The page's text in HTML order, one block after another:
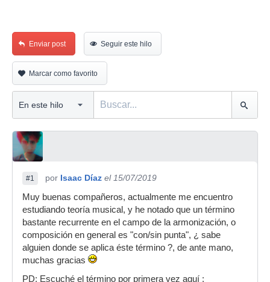
Enviar post Seguir este hilo
Marcar como favorito
#1 por Isaac Díaz el 15/07/2019
Muy buenas compañeros, actualmente me encuentro
estudiando teoría musical, y he notado que un término
bastante recurrente en el campo de la armonización, o
composición en general es "con/sin punta", ¿ sabe
alguien donde se aplica éste término ?, de ante mano,
muchas gracias
PD: Escuché el término por primera vez aquí ;